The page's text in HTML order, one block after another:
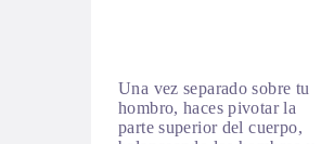
Una vez separado sobre tu
hombro, haces pivotar la
parte superior del cuerpo,